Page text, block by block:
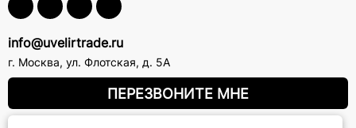
info@uvelirtrade.ru
г. Москва, ул. Флотская, д. 5А
ПЕРЕЗВОНИТЕ МНЕ